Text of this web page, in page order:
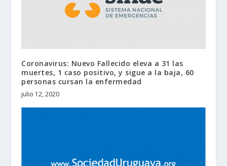
Coronavirus: Nuevo Fallecido eleva a 31 las
muertes, 1 caso positivo, y sigue a la baja, 60
personas cursan la enfermedad
julio 12, 2020